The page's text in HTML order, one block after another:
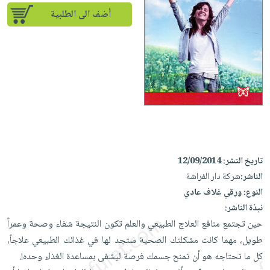
إختياراتنا
أكاديمية
صندوق
القراءة
English
iKitab
حدود
أسئلة
يتكرر
طرحها
على
Android
تحميل
iKitab
على
Apple
أسئلة
تحميل
masmu3
على
Android
على
Apple
المواضيع
مبيعاً
إختياراتنا
وسائل
تعليمية
جوائز
تعليمية
الصحة
والعناية
الشخصية
جديد
العناية
الشخصية
العناية
وتصفيف
الشعر
العناية
بالجسم
والسفرة
جديد
الكل
أواني
الطهي
أدوات
متجر
الهدايا
أقسام
أضف الى الطلبية
تاريخ النشر:12/09/2014
الناشر:شركة دار الفراشة
النوع:ورقي غلاف عادي
نبذة الناشر:
حين تجتمع منافع العلاج الطبيعي والعلم تكون النتيجة شفاء وصحة وعمراً
طويل، مهما كانت مشكلتك الصحية ستجد لها في غذائك الطبيعي علاجاً،
كل ما تحتاجه هو أن تمنح جسمك فرصة ليشفى بمساعدة الغذاء وحده!.